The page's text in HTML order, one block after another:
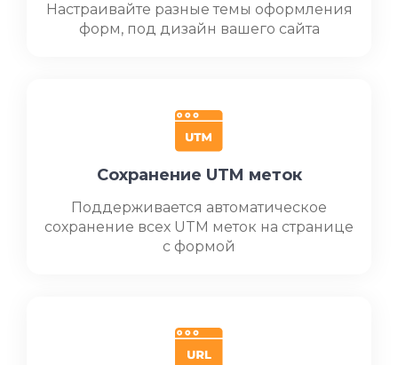
Настраивайте разные темы оформления
форм, под дизайн вашего сайта
Сохранение UTM меток
Поддерживается автоматическое
сохранение всех UTM меток на странице
с формой